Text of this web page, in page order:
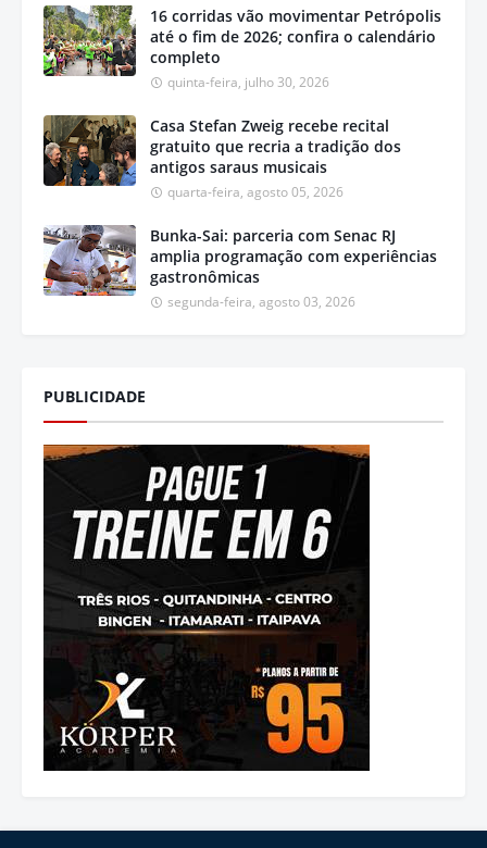
16 corridas vão movimentar Petrópolis
até o fim de 2026; confira o calendário
completo
quinta-feira, julho 30, 2026
Casa Stefan Zweig recebe recital
gratuito que recria a tradição dos
antigos saraus musicais
quarta-feira, agosto 05, 2026
Bunka-Sai: parceria com Senac RJ
amplia programação com experiências
gastronômicas
segunda-feira, agosto 03, 2026
PUBLICIDADE